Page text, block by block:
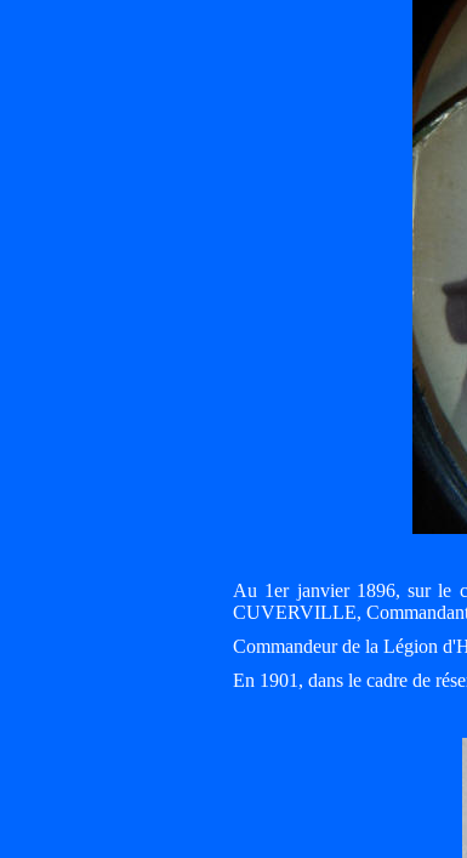
Au 1er janvier 1896, sur le
CUVERVILLE, Commandant
Commandeur de la Légion
En 1901, dans le cadre de